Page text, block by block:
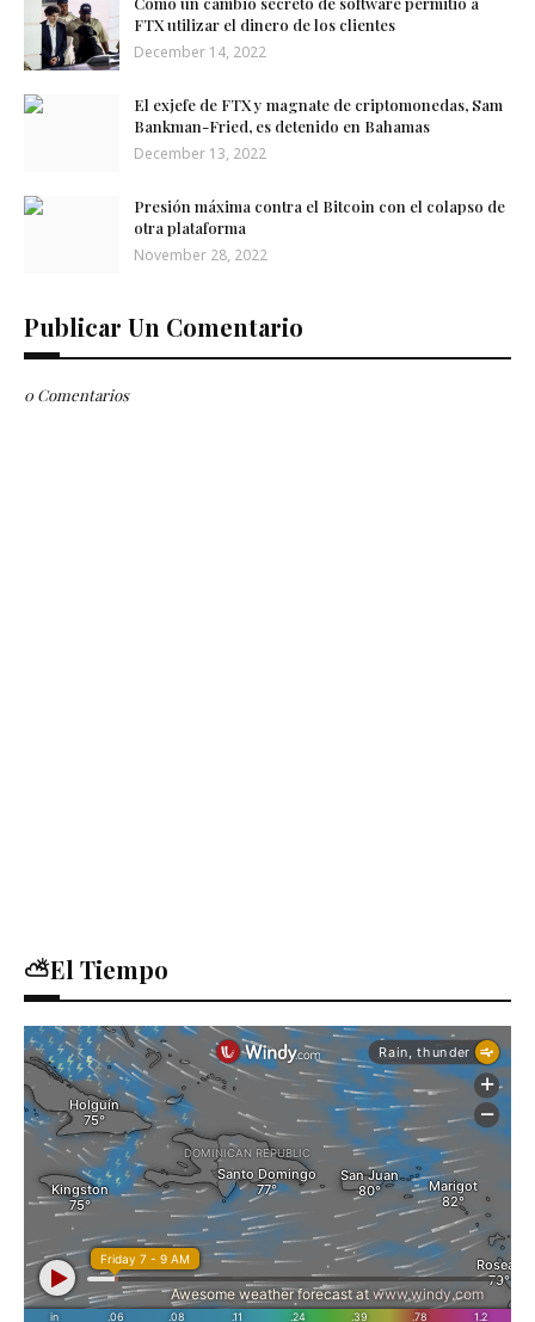
FTX utilizar el dinero de los clientes
December 14, 2022
El exjefe de FTX y magnate de criptomonedas, Sam
Bankman-Fried, es detenido en Bahamas
December 13, 2022
Presión máxima contra el Bitcoin con el colapso de
otra plataforma
November 28, 2022
Publicar Un Comentario
0 Comentarios
⛅El Tiempo